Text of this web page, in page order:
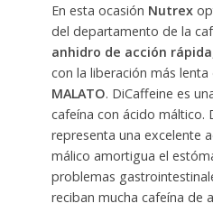
En esta ocasión Nutrex
del departamento de la
anhidro de acción rápida
con la liberación más lenta
MALATO. DiCaffeine es
cafeína con ácido máltico.
representa una excelente
málico amortigua el
problemas
reciban mucha cafeína de